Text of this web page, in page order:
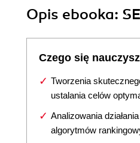
Opis ebooka:
Czego się
Tworzenia
ustalania celów
Analizowania
algorytmów